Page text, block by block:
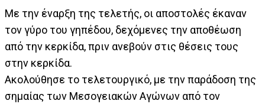
Με την έναρξη της τελετής, οι αποστολές έκαναν
τον γύρο του γηπέδου, δεχόμενες την αποθέωση
από την κερκίδα, πριν ανεβούν στις θέσεις τους
στην κερκίδα.
Ακολούθησε το τελετουργικό, με την παράδοση της
σημαίας των Μεσογειακών Αγώνων από τον